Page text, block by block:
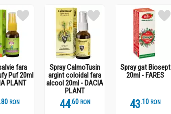
fara
Puf 20ml
PLANT
8 RON
Spray CalmoTusin
argint coloidal fara
alcool 20ml - DACIA
PLANT
44.6 RON
Spray gat Biosept
20ml - FARES
43.1 RON